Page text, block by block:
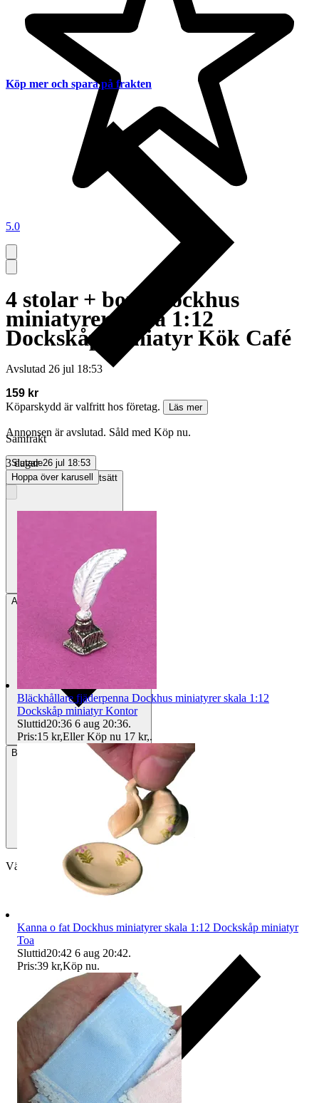
5.0
4 stolar + bord Dockhus
miniatyrer skala 1:12
Dockskåp miniatyr Kök Café
Avslutad 26 jul 18:53
159 kr
Köparskydd är valfritt hos företag.
Läs mer
Annonsen är avslutad. Såld med Köp nu.
Slutade26 jul 18:53
Frakt39 kr Annat fraktsätt
Avhämtning Helsingborg, Sverige
Betalning Via Tradera
Välj till köparskydd
Köp mer och spara på frakten
Samfrakt
3 dagar
Hoppa över karusell
Bläckhållare fjäderpenna Dockhus miniatyrer skala 1:12
Dockskåp miniatyr Kontor
Sluttid20:36 6 aug 20:36.
Pris:15 kr,Eller Köp nu 17 kr,.
Kanna o fat Dockhus miniatyrer skala 1:12 Dockskåp miniatyr
Toa
Sluttid20:42 6 aug 20:42.
Pris:39 kr,Köp nu.